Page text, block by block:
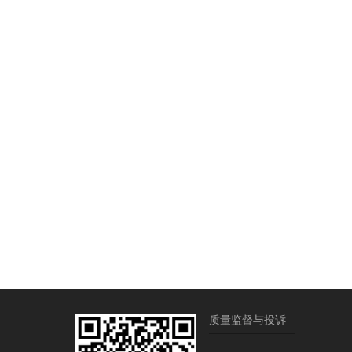
质量监督与投诉